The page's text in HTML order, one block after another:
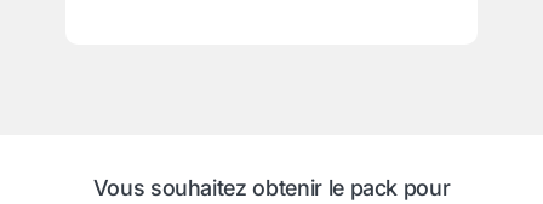
Vous souhaitez obtenir le pack pour